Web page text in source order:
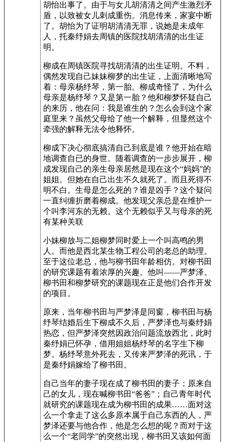
胡怡出事了。由于与女儿胡清清之间产生激烈矛
盾，以致被女儿刺成重伤。消息传来，家宴中断
了。胡怡为了证明胡清清无罪，说她是未成年
人，托秦纾娟去周镇的医院找胡清清的出生证
明。
柳成在周镇医院寻找胡清清的出生证明。不料，
偶然发现自己妹妹柳梦的出生证，上面清晰地写
着：母亲杨纾琴，第一胎。柳成奇怪了，为什么
母亲是杨纾琴？又是第一胎？他和柳梦怀疑自己
的来历，他在问：我是谁生的？怎么会到这个家
庭里来？虽然父母给了他一个解释，但显然这个
牵强的解释无法令他释怀。
柳成下决心彻底搞清自己到底是谁？他开始在暗
地调查自已的身世。随着调查的一步步展开，柳
成发现自己的亲生母亲居然是现在这个“妈妈”的
姐姐。但她在自己出生不久就死了。而且死得不
明不白。生母是怎么死的？谁是凶手？这个疑问
一直纠缠折磨着柳成。他发现父亲总是在维护一
个叫李河东的无赖。这个无赖似乎又与母亲的死
有某种关联
小妹柳放与二姐柳梦同时爱上一个叫高鸣的男
人。而他是西北某生物工程公司的老总的助理。
至于这位老总，他与柳书田年龄相仿。对柳书田
的研究课题有着浓厚的兴趣。他叫——严梦泽。
柳书田和柳梦研究的课题现在正是他们合作开发
的项目。
原来，当年柳书田与严梦泽是同窗，柳书田与杨
纾琴结婚后生下柳成不久后，严梦泽也与秦纾娟
热恋，但严梦泽突然因政治问题流放西北，此时
秦纾娟已怀孕，借用姐姐杨纾琴的名字生下柳
梦。杨纾琴意外死去，又传来严梦泽的死讯，于
是秦纾娟嫁给了柳书田。
自己当年的妻子现在成了柳书田的妻子；原来自
己的女儿，现在喊柳书田“爸爸”；自己青年时代
就研究的课题现在成为柳书田的成果……面对这
么一个拿走了这么多原本属于自己东西的人，严
梦泽还要与他合作，他是怎么想的呢？而对于这
么一个“老同学”的突然出现，柳书田又该如何面